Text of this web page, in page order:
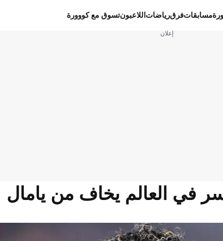
مسابقاتفرقرياضات اللاعبونتسوق مع كووورة
إعلان
في العالم يخاف من يامال